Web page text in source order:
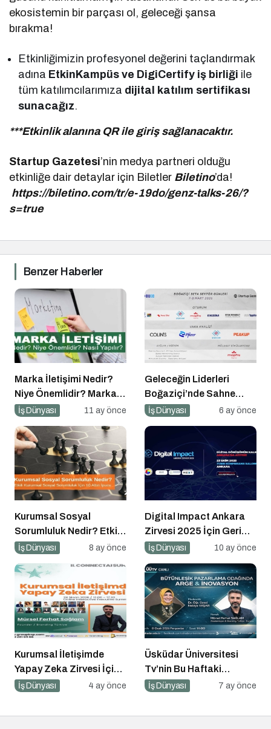
ekosistemin bir parçası ol, geleceği şansa
bırakma!
Etkinliğimizin profesyonel değerini taçlandırmak
adına EtkinKampüs ve DigiCertify iş birliği ile
tüm katılımcılarımıza dijital katılım sertifikası
sunacağız.
***Etkinlik alanına QR ile giriş sağlanacaktır.
Startup Gazetesi’nin medya partneri olduğu
etkinliğe dair detaylar için Biletler Biletino’da!
https://biletino.com/tr/e-19do/genz-talks-26/?
s=true
Benzer Haberler
Marka İletişimi Nedir?
Niye Önemlidir? Marka
İletişimi Nasıl Yapılır?
İş Dünyası 11 ay önce
Geleceğin Liderleri
Boğaziçi’nde Sahne
Alıyor
İş Dünyası 6 ay önce
Kurumsal Sosyal
Sorumluluk Nedir? Etkili
Kurumsal Sosyal
Öneri
İş Dünyası 8 ay önce
Digital Impact Ankara
Zirvesi 2025 İçin Geri
Sayım!
İş Dünyası 10 ay önce
Kurumsal İletişimde
Yapay Zeka Zirvesi İçin
Geri Sayım!
İş Dünyası 4 ay önce
Üsküdar Üniversitesi
Tv’nin Bu Haftaki
Konuğu Mürsel Ferhat
İş Dünyası 7 ay önce